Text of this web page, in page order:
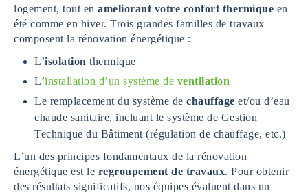
logement, tout en améliorant votre confort thermique en
été comme en hiver. Trois grandes familles de travaux
composent la rénovation énergétique :
L’isolation thermique
L’installation d’un système de ventilation
Le remplacement du système de chauffage et/ou d’eau
chaude sanitaire, incluant le système de Gestion
Technique du Bâtiment (régulation de chauffage, etc.)
L’un des principes fondamentaux de la rénovation
énergétique est le regroupement de travaux. Pour obtenir
des résultats significatifs, nos équipes évaluent dans un